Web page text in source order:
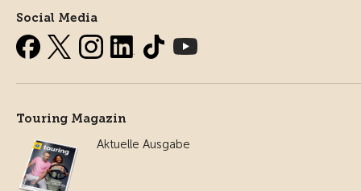
Social Media
Touring Magazin
Aktuelle Ausgabe